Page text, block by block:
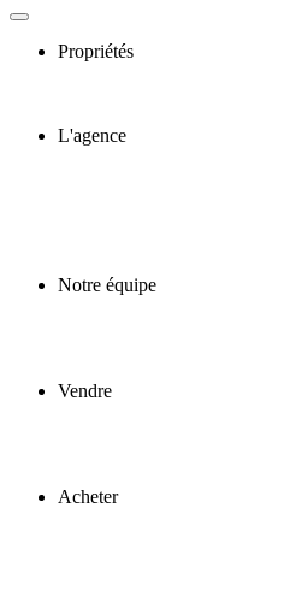
Propriétés
L'agence
Notre équipe
Vendre
Acheter